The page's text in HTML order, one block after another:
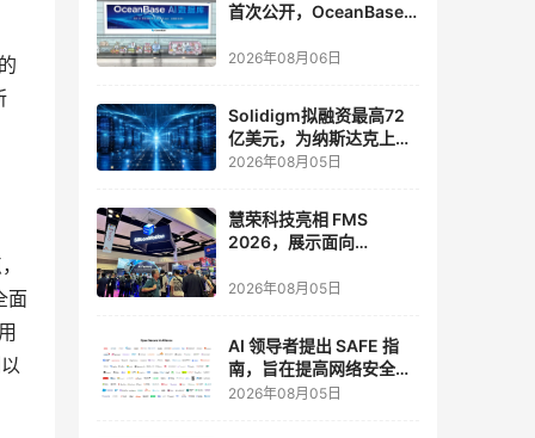
面
首次公开，OceanBase
2026年08月06日
Solidigm拟融资最高72
亿美元，为纳斯达克上市
做准备
2026年08月05日
慧荣科技亮相 FMS
2026，展示面向
存储方案
2026年08月05日
AI 领导者提出 SAFE 指
南，旨在提高网络安全透
明度
2026年08月05日